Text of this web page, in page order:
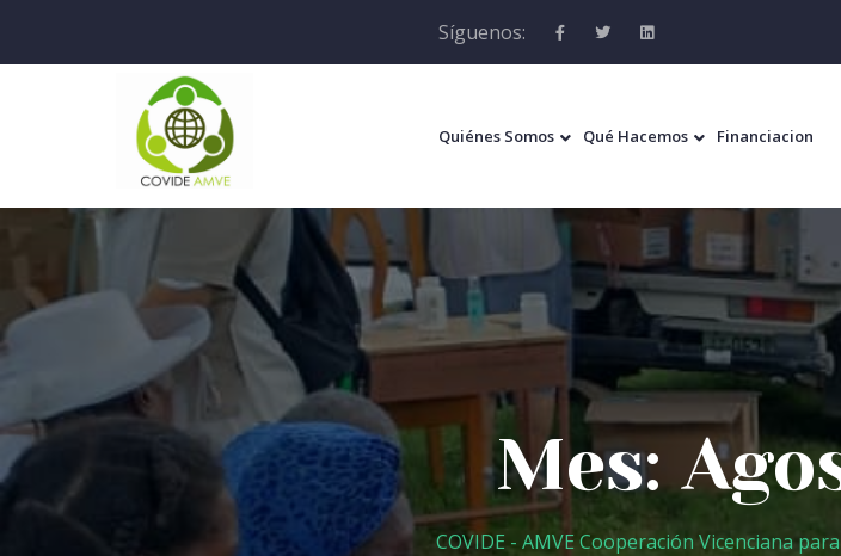
Síguenos:
Quiénes Somos Qué Hacemos Financiacion
Mes:
COVIDE - AMVE Cooperación Vicenciana